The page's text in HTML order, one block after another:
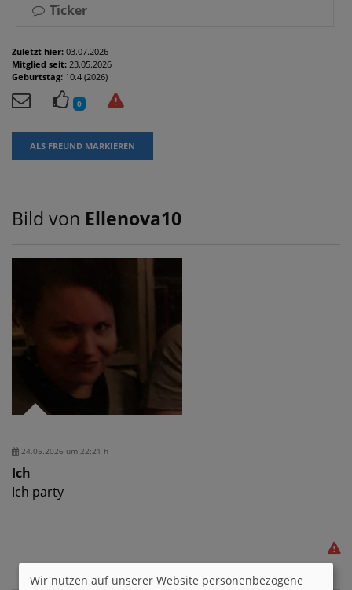
Ticker
Zuletzt hier: 03.07.2026
Mitglied seit: 23.05.2026
Geburtstag: 10.4 (2026)
0
ALS FREUND MARKIEREN
Bild von Ellenova10
24.05.2026 um 22:21 h
Ich
Ich party
Wir nutzen auf unserer Website personenbezogene